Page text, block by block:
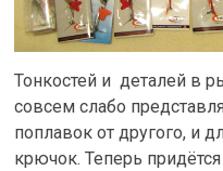
Тонкостей и деталей в
совсем слабо
поплавок от другого, и
крючок. Теперь